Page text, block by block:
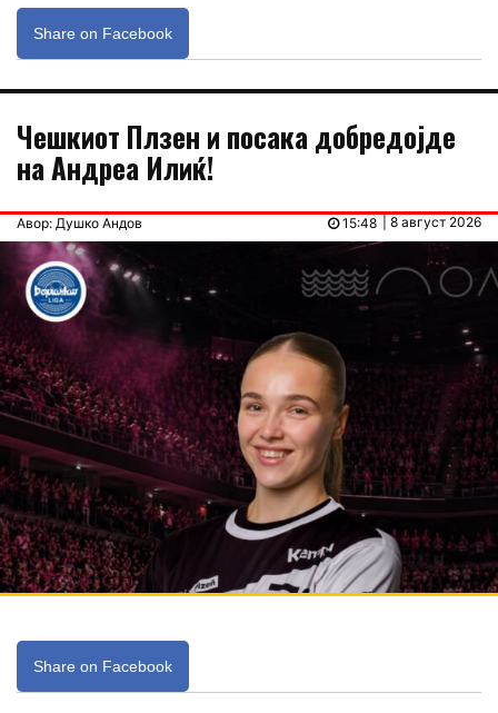
Share on Facebook
Чешкиот Плзен и посака добредојде
на Андреа Илиќ!
Авор: Душко Андов | 8 август 2026
15:48
Share on Facebook